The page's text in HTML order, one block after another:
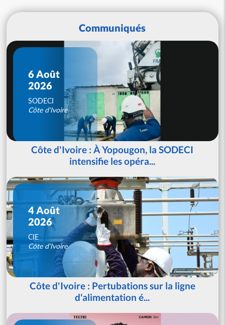
Communiqués
6 Août
2026
SODECI
Côte d'Ivoire
Côte d'Ivoire : À Yopougon, la SODECI
intensifie les opéra...
4 Août
2026
CIE
Côte d'Ivoire
Côte d'Ivoire : Pertubations sur la ligne
d'alimentation é...